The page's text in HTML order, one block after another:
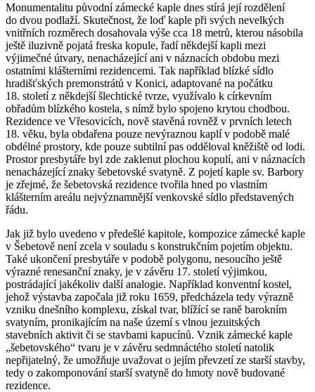
Monumentalitu původní zámecké kaple dnes stírá její rozdělení
do dvou podlaží. Skutečnost, že loď kaple při svých nevelkých
vnitřních rozměrech dosahovala výše cca 18 metrů, kterou násobila
ještě iluzivně pojatá freska kopule, řadí někdejší kapli mezi
výjimečné útvary, nenacházející ani v náznacích obdobu mezi
ostatními klášterními rezidencemi. Tak například blízké sídlo
hradišťských premonstrátů v Konici, adaptované na počátku
18. století z někdejší šlechtické tvrze, využívalo k církevním
obřadům blízkého kostela, s nímž bylo spojeno krytou chodbou.
Rezidence ve Vřesovicích, nově stavěná rovněž v prvních letech
18. věku, byla obdařena pouze nevýraznou kaplí v podobě malé
obdélné prostory, kde pouze subtilní pas odděloval kněžiště od lodi.
Prostor presbytáře byl zde zaklenut plochou kopulí, ani v náznacích
nenacházející znaky šebetovské svatyně. Z pojetí kaple sv. Barbory
je zřejmé, že šebetovská rezidence tvořila hned po vlastním
klášterním areálu nejvýznamnější venkovské sídlo představených
řádu.
Jak již bylo uvedeno v předešlé kapitole, kompozice zámecké kaple
v Šebetově není zcela v souladu s konstrukčním pojetím objektu.
Také ukončení presbytáře v podobě polygonu, nesoucího ještě
výrazné renesanční znaky, je v závěru 17. století výjimkou,
postrádající jakékoliv další analogie. Například konventní kostel,
jehož výstavba započala již roku 1659, předcházela tedy výrazně
vzniku dnešního komplexu, získal tvar, blížící se raně barokním
svatyním, pronikajícím na naše území s vlnou jezuitských
stavebních aktivit či se stavbami kapucínů. Vznik zámecké kaple
„šebetovského“ tvaru je v závěru sedmnáctého století natolik
nepřijatelný, že umožňuje uvažovat o jejím převzetí ze starší stavby,
tedy o zakomponování starší svatyně do hmoty nově budované
rezidence.